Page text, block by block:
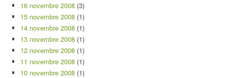
16 novembre 2008 (3)
15 novembre 2008 (1)
14 novembre 2008 (1)
13 novembre 2008 (1)
12 novembre 2008 (1)
11 novembre 2008 (1)
10 novembre 2008 (1)